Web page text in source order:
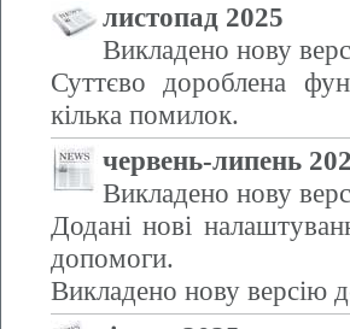
листопад 2025
Викладено нову
Суттєво дороблена
кілька помилок.
червень-липень
Викладено нову
Додані нові
допомоги.
Викладено нову версію